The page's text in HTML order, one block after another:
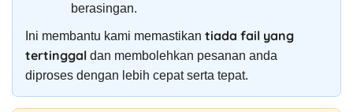
berasingan.
Ini membantu kami memastikan tiada fail yang
tertinggal dan membolehkan pesanan anda
diproses dengan lebih cepat serta tepat.